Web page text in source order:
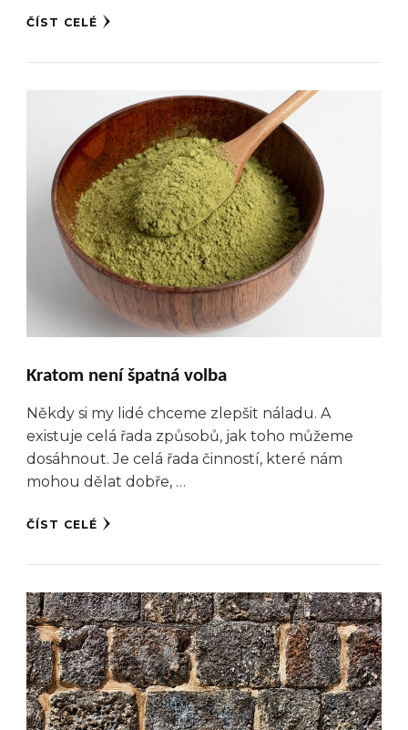
ČÍST CELÉ
Kratom není špatná volba
Někdy si my lidé chceme zlepšit náladu. A
existuje celá řada způsobů, jak toho můžeme
dosáhnout. Je celá řada činností, které nám
mohou dělat dobře, …
ČÍST CELÉ